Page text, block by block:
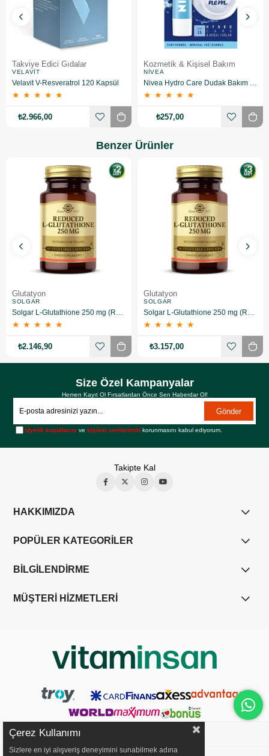
Takviye Edici Gıdalar
VELAVIT
Velavit V-Resveratrol 120 Kapsül
★ ★ ★ ★ ★
₺2.966,00
Kozmetik & Kişisel Bakım
NIVEA
Nivea Hydro Care Dudak Bakım Kremi 4.8 gr 2 Adet
★ ★ ★ ★ ★
₺257,00
Benzer Ürünler
Glutatyon
SOLGAR
Solgar L-Glutathione 250 mg (Reduced) 30 Kapsül 2 Adet
★ ★ ★ ★ ★
₺2.146,90
Glutatyon
SOLGAR
Solgar L-Glutathione 250 mg (Reduced) 30 Kapsül 3 Adet
★ ★ ★ ★ ★
₺3.157,00
Size Özel Kampanyalar
Hemen Kayıt Ol Fırsatlardan Önce Sen Haberdar Ol!
Gönder
Üyelik koşullarını vekişisel verilerimin korunmasını kabul ediyorum.
Takipte Kal
HAKKIMIZDA
POPÜLER KATEGORİLER
BİLGİLENDİRME
MÜŞTERİ HİZMETLERİ
YASAL UYARI
Çerez Kullanımı
Sizlere en iyi alışveriş deneyimini sunabilmek adına